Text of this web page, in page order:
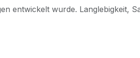
entwickelt wurde. Langlebigkeit,